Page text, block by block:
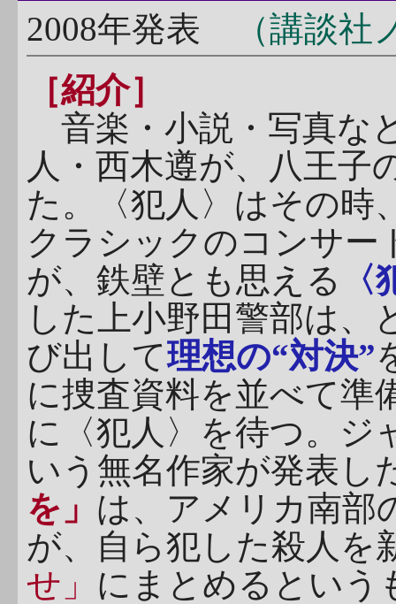
2008年発表
（講談社
［紹介］
音楽・小説・写真な
人・西木遵が、八王子
た。〈犯人〉はその時
クラシックのコンサ
が、鉄壁とも思える
した上小野田警部は、
び出して理想の“対決”
に捜査資料を並べて準
に〈犯人〉を待つ。ジ
いう無名作家が発表
を」 は、アメリカ南部
が、自ら犯した殺人を
せ」 にまとめるとい